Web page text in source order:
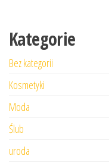
Kategorie
Bez kategorii
Kosmetyki
Moda
Ślub
uroda